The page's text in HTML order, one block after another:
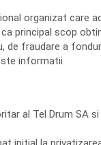
organizat
principal scop
fraudare a
informatii
al Tel Drum SA